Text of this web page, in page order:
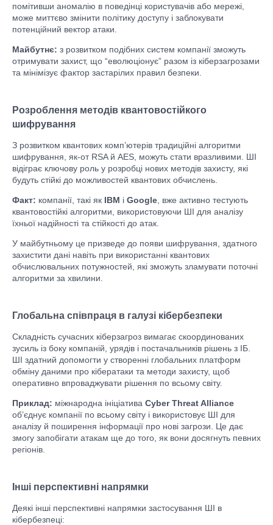
помітивши аномалію в поведінці користувачів або мережі,
може миттєво змінити політику доступу і заблокувати
потенційний вектор атаки.
Майбутнє: з розвитком подібних систем компанії зможуть
отримувати захист, що “еволюціонує” разом із кіберзагрозами
та мінімізує фактор застарілих правил безпеки.
Розроблення методів квантовостійкого
шифрування
З розвитком квантових комп’ютерів традиційні алгоритми
шифрування, як-от RSA й AES, можуть стати вразливими. ШІ
відіграє ключову роль у розробці нових методів захисту, які
будуть стійкі до можливостей квантових обчислень.
Факт: компанії, такі як IBM і Google , вже активно тестують
квантовостійкі алгоритми, використовуючи ШІ для аналізу
їхньої надійності та стійкості до атак.
У майбутньому це призведе до появи шифрування, здатного
захистити дані навіть при використанні квантових
обчислювальних потужностей, які зможуть зламувати поточні
алгоритми за хвилини.
Глобальна співпраця в галузі кібербезпеки
Складність сучасних кіберзагроз вимагає скоординованих
зусиль із боку компаній, урядів і постачальників рішень з ІБ.
ШІ здатний допомогти у створенні глобальних платформ
обміну даними про кібератаки та методи захисту, щоб
оперативно впроваджувати рішення по всьому світу.
Приклад: міжнародна ініціатива Cyber Threat Alliance
об’єднує компанії по всьому світу і використовує ШІ для
аналізу й поширення інформації про нові загрози. Це дає
змогу запобігати атакам ще до того, як вони досягнуть певних
регіонів.
Інші перспективні напрямки
Деякі інші перспективні напрямки застосування ШІ в
кібербезпеці: